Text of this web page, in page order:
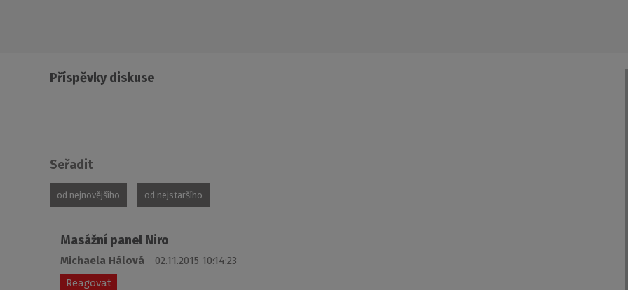
Příspěvky diskuse
Seřadit
od nejnovějšího od nejstaršího
Masážní panel Niro
Michaela Hálová
02.11.2015 10:14:23
Reagovat